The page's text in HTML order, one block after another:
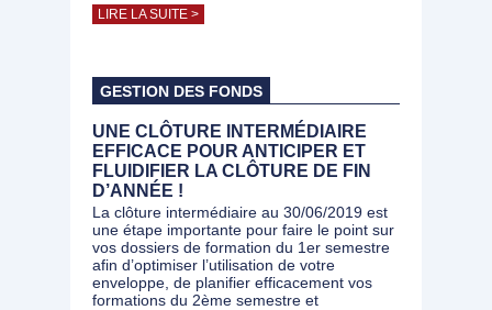
LIRE LA SUITE >
GESTION DES FONDS
UNE CLÔTURE INTERMÉDIAIRE
EFFICACE POUR ANTICIPER ET
FLUIDIFIER LA CLÔTURE DE FIN
D’ANNÉE !
La clôture intermédiaire au 30/06/2019 est
une étape importante pour faire le point sur
vos dossiers de formation du 1er semestre
afin d’optimiser l’utilisation de votre
enveloppe, de planifier efficacement vos
formations du 2ème semestre et